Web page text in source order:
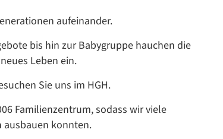
aufeinander.
bis hin zur Babygruppe hauchen die
Leben ein.
Sie uns im HGH.
Familienzentrum, sodass wir viele
ausbauen konnten.